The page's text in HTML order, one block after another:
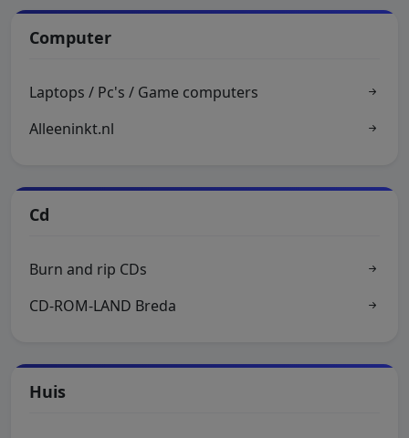
Computer
Laptops / Pc's / Game computers
Alleeninkt.nl
Cd
Burn and rip CDs
CD-ROM-LAND Breda
Huis